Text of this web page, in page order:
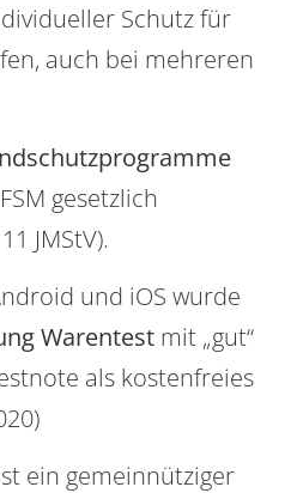
Schutz für
auch bei mehreren
gesetzlich
JMStV).
und iOS wurde
Warentest mit „gut“
als kostenfreies
ein gemeinnütziger